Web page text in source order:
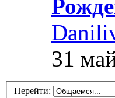
31
Перейти: